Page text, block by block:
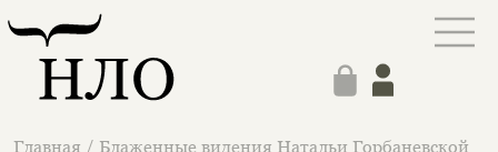
Главная / Блаженные видения Натальи Горбаневской